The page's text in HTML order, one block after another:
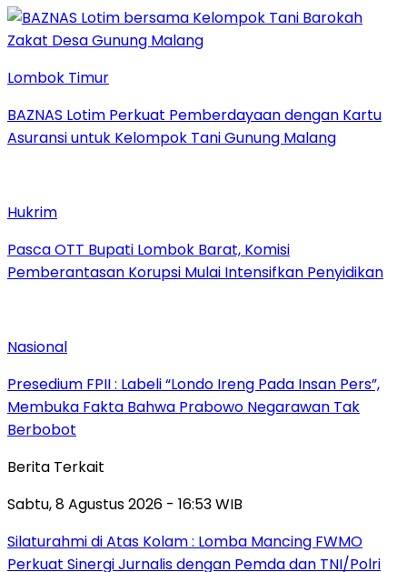
Lombok Timur
BAZNAS Lotim Perkuat Pemberdayaan dengan Kartu
Asuransi untuk Kelompok Tani Gunung Malang
Hukrim
Pasca OTT Bupati Lombok Barat, Komisi
Pemberantasan Korupsi Mulai Intensifkan Penyidikan
Nasional
Presedium FPII : Labeli “Londo Ireng Pada Insan Pers”,
Membuka Fakta Bahwa Prabowo Negarawan Tak
Berbobot
Berita Terkait
Sabtu, 8 Agustus 2026 - 16:53 WIB
Silaturahmi di Atas Kolam : Lomba Mancing FWMO
Perkuat Sinergi Jurnalis dengan Pemda dan TNI/Polri